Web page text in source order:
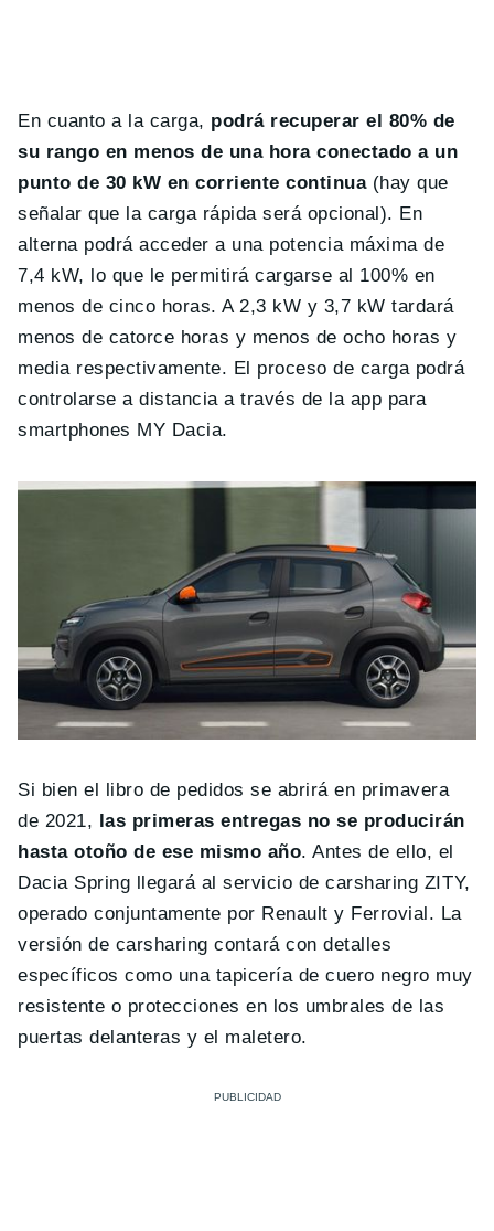
En cuanto a la carga, podrá recuperar el 80% de
su rango en menos de una hora conectado a un
punto de 30 kW en corriente continua (hay que
señalar que la carga rápida será opcional). En
alterna podrá acceder a una potencia máxima de
7,4 kW, lo que le permitirá cargarse al 100% en
menos de cinco horas. A 2,3 kW y 3,7 kW tardará
menos de catorce horas y menos de ocho horas y
media respectivamente. El proceso de carga podrá
controlarse a distancia a través de la app para
smartphones MY Dacia.
Si bien el libro de pedidos se abrirá en primavera
de 2021,
las primeras entregas no se producirán
hasta otoño de ese mismo año. Antes de ello, el
Dacia Spring llegará al servicio de carsharing ZITY,
operado conjuntamente por Renault y Ferrovial. La
versión de carsharing contará con detalles
específicos como una tapicería de cuero negro muy
resistente o protecciones en los umbrales de las
puertas delanteras y el maletero.